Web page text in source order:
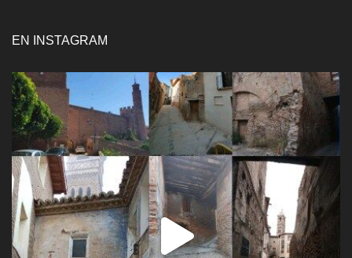
EN INSTAGRAM